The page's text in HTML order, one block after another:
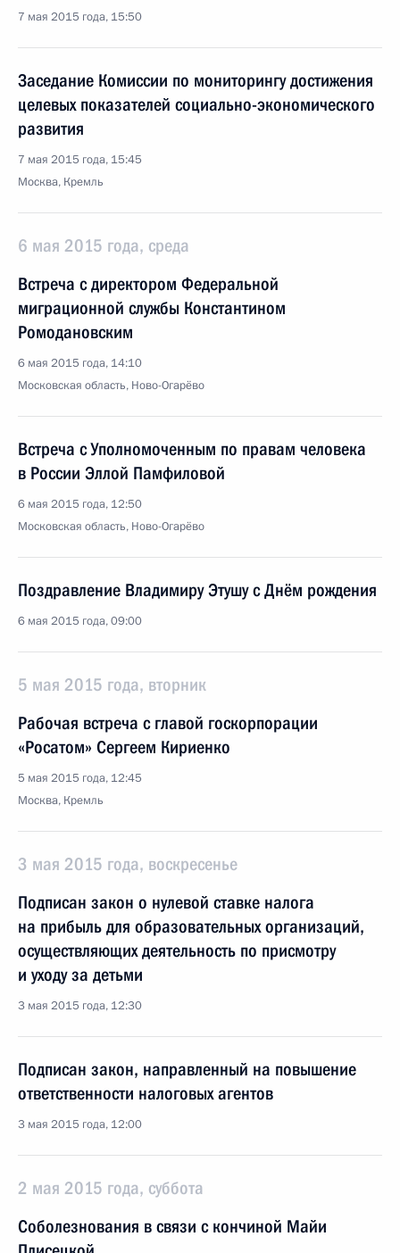
7 мая 2015 года, 15:50
Заседание Комиссии по мониторингу достижения
целевых показателей социально-экономического
развития
7 мая 2015 года, 15:45
Москва, Кремль
6 мая 2015 года, среда
Встреча с директором Федеральной
миграционной службы Константином
Ромодановским
6 мая 2015 года, 14:10
Московская область, Ново-Огарёво
Встреча с Уполномоченным по правам человека
в России Эллой Памфиловой
6 мая 2015 года, 12:50
Московская область, Ново-Огарёво
Поздравление Владимиру Этушу с Днём рождения
6 мая 2015 года, 09:00
5 мая 2015 года, вторник
Рабочая встреча с главой госкорпорации
«Росатом» Сергеем Кириенко
5 мая 2015 года, 12:45
Москва, Кремль
3 мая 2015 года, воскресенье
Подписан закон о нулевой ставке налога
на прибыль для образовательных организаций,
осуществляющих деятельность по присмотру
и уходу за детьми
3 мая 2015 года, 12:30
Подписан закон, направленный на повышение
ответственности налоговых агентов
3 мая 2015 года, 12:00
2 мая 2015 года, суббота
Соболезнования в связи с кончиной Майи